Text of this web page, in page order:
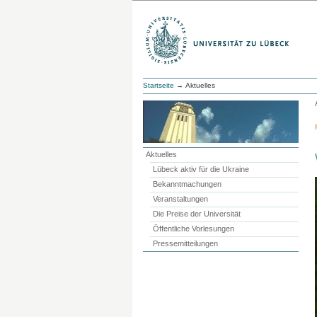
Startseite → Aktuelles
Aktuelles
Lübeck aktiv für die Ukraine
Bekanntmachungen
Veranstaltungen
Die Preise der Universität
Öffentliche Vorlesungen
Pressemitteilungen